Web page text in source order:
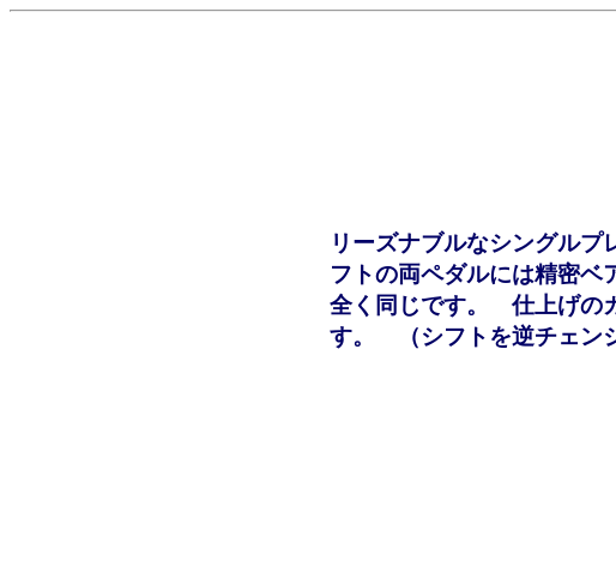
リーズナブルなシングル
フトの両ペダルには精密ベ
全く同じです。 仕上げの
す。 （シフトを逆チェン